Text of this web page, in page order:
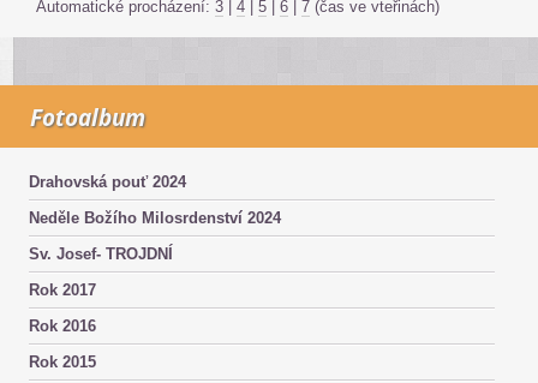
Automatické procházení: 3 4 5 6 7 (čas ve vteřinách)
Fotoalbum
Drahovská pouť 2024
Neděle Božího Milosrdenství 2024
Sv. Josef- TROJDNÍ
Rok 2017
Rok 2016
Rok 2015